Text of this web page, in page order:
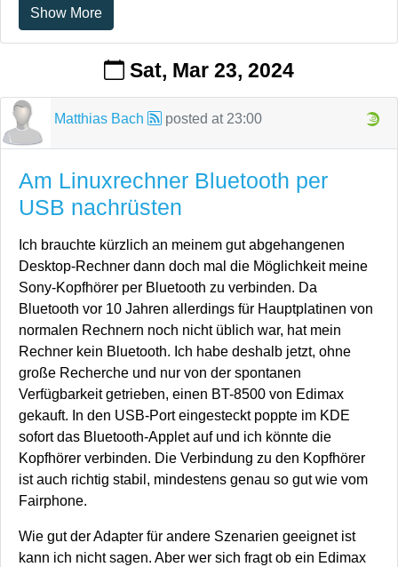
Show More
Sat, Mar 23, 2024
Matthias Bach posted at 23:00
Am Linuxrechner Bluetooth per
USB nachrüsten
Ich brauchte kürzlich an meinem gut abgehangenen
Desktop-Rechner dann doch mal die Möglichkeit meine
Sony-Kopfhörer per Bluetooth zu verbinden. Da
Bluetooth vor 10 Jahren allerdings für Hauptplatinen von
normalen Rechnern noch nicht üblich war, hat mein
Rechner kein Bluetooth. Ich habe deshalb jetzt, ohne
große Recherche und nur von der spontanen
Verfügbarkeit getrieben, einen BT-8500 von Edimax
gekauft. In den USB-Port eingesteckt poppte im KDE
sofort das Bluetooth-Applet auf und ich könnte die
Kopfhörer verbinden. Die Verbindung zu den Kopfhörer
ist auch richtig stabil, mindestens genau so gut wie vom
Fairphone.
Wie gut der Adapter für andere Szenarien geeignet ist
kann ich nicht sagen. Aber wer sich fragt ob ein Edimax